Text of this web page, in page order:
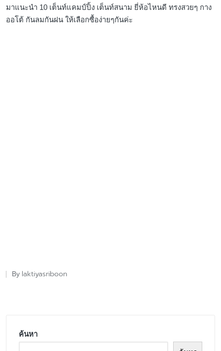
มาแนะนำ 10 เต็นท์แคมป์ปิ้ง เต็นท์สนาม ยี่ห้อไหนดี ทรงสวยๆ กาง
ออโต้ กันลมกันฝน ให้เลือกซื้อง่ายๆกันค่ะ
Posted
By laktiyasriboon
ค้นหา